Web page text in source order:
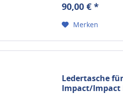
90,00 € *
Merken
Ledertasche für
Impact/Impact